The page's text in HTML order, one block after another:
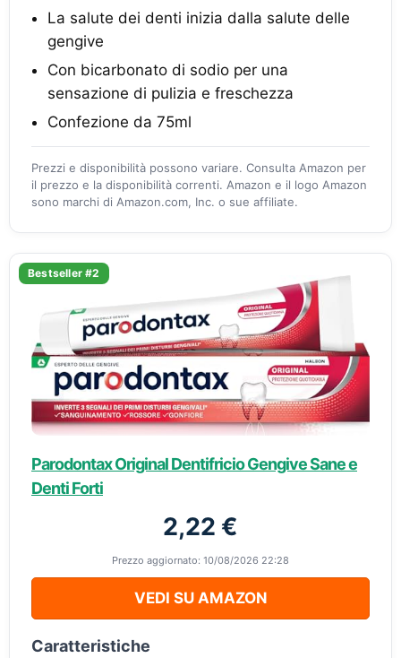
La salute dei denti inizia dalla salute delle
gengive​
Con bicarbonato di sodio per una
sensazione di pulizia e freschezza
Confezione da 75ml
Prezzi e disponibilità possono variare. Consulta Amazon per
il prezzo e la disponibilità correnti. Amazon e il logo Amazon
sono marchi di Amazon.com, Inc. o sue affiliate.
Bestseller #2
Parodontax Original Dentifricio Gengive Sane e
Denti Forti
2,22 €
Prezzo aggiornato: 10/08/2026 22:28
VEDI SU AMAZON
Caratteristiche